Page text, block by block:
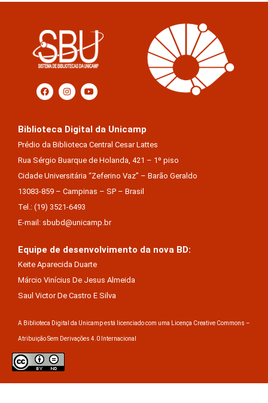
Biblioteca Digital da Unicamp
Prédio da Biblioteca Central Cesar Lattes
Rua Sérgio Buarque de Holanda, 421 – 1º piso
Cidade Universitária “Zeferino Vaz” – Barão Geraldo
13083-859 – Campinas – SP – Brasil
Tel.: (19) 3521-6493
E-mail: sbubd@unicamp.br
Equipe de desenvolvimento da nova BD:
Keite Aparecida Duarte
Márcio Vinícius De Jesus Almeida
Saul Victor De Castro E Silva
A Biblioteca Digital da Unicamp está licenciado com uma Licença Creative Commons –
Atribuição Sem Derivações 4.0 Internacional